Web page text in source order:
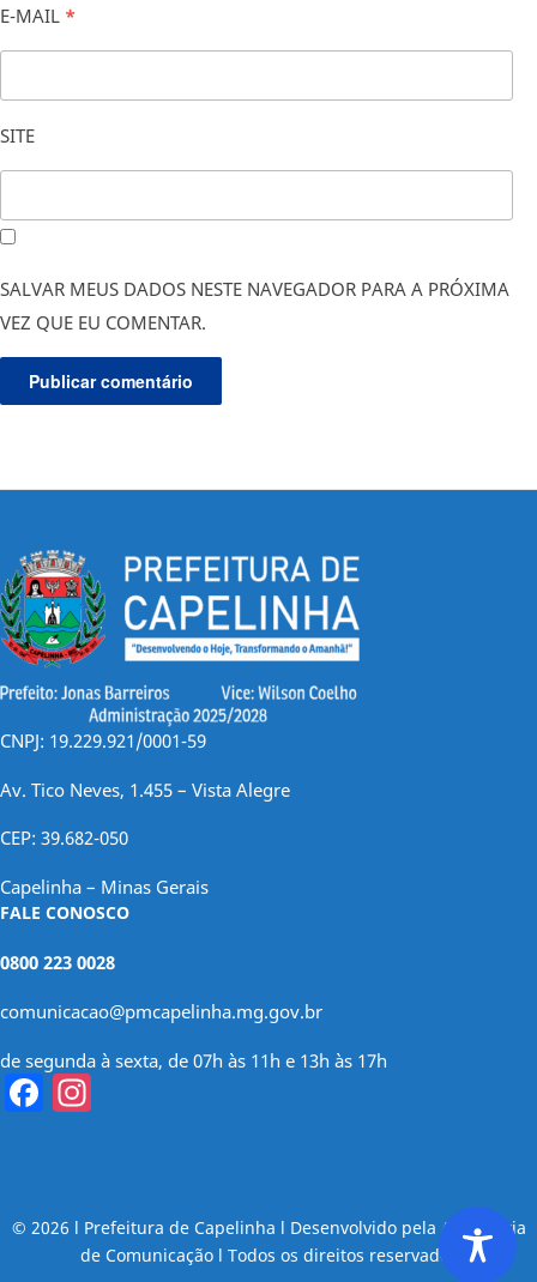
E-MAIL *
SITE
SALVAR MEUS DADOS NESTE NAVEGADOR PARA A PRÓXIMA
VEZ QUE EU COMENTAR.
CNPJ: 19.229.921/0001-59
Av. Tico Neves, 1.455 – Vista Alegre
CEP: 39.682-050
Capelinha – Minas Gerais
FALE CONOSCO
0800 223 0028
comunicacao@pmcapelinha.mg.gov.br
de segunda à sexta, de 07h às 11h e 13h às 17h
Facebook
© 2026 l Prefeitura de Capelinha l Desenvolvido pela Assessoria
de Comunicação l Todos os direitos reservados